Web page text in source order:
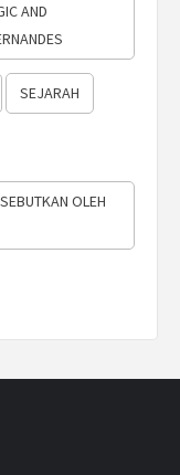
AND
SEJARAH
OLEH